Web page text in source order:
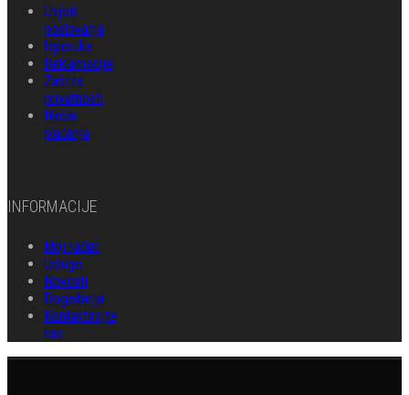
Uvjeti
poslovanja
Isporuka
Reklamacije
Zaštita
privatnosti
Načini
plaćanja
INFORMACIJE
Moj račun
Usluge
Novosti
Događanja
Kontaktirajte
nas